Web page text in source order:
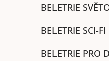
BELETRIE
BELETRIE SCI-FI
BELETRIE PRO